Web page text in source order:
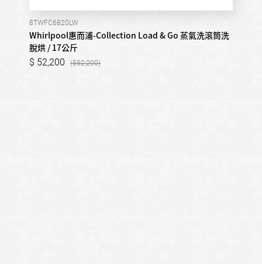
8TWFC6820LW
Whirlpool惠而浦-Collection Load & Go 蒸氣洗滾筒洗
脫烘 / 17公斤
52,200 52,200